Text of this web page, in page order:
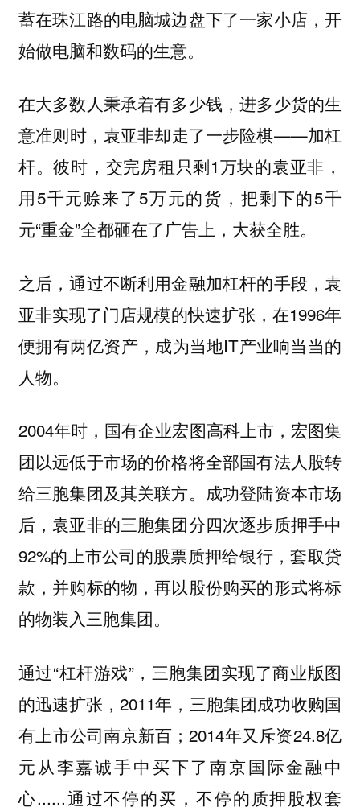
蓄在珠江路的电脑城边盘下了一家小店，开
始做电脑和数码的生意。
在大多数人秉承着有多少钱，进多少货的生
意准则时，袁亚非却走了一步险棋——加杠
杆。彼时，交完房租只剩1万块的袁亚非，
用5千元赊来了5万元的货，把剩下的5千
元“重金”全都砸在了广告上，大获全胜。
之后，通过不断利用金融加杠杆的手段，袁
亚非实现了门店规模的快速扩张，在1996年
便拥有两亿资产，成为当地IT产业响当当的
人物。
2004年时，国有企业宏图高科上市，宏图集
团以远低于市场的价格将全部国有法人股转
给三胞集团及其关联方。成功登陆资本市场
后，袁亚非的三胞集团分四次逐步质押手中
92%的上市公司的股票质押给银行，套取贷
款，并购标的物，再以股份购买的形式将标
的物装入三胞集团。
通过“杠杆游戏”，三胞集团实现了商业版图
的迅速扩张，2011年，三胞集团成功收购国
有上市公司南京新百；2014年又斥资24.8亿
元从李嘉诚手中买下了南京国际金融中
心......通过不停的买，不停的质押股权套